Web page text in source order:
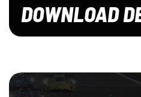
DOWNLOAD